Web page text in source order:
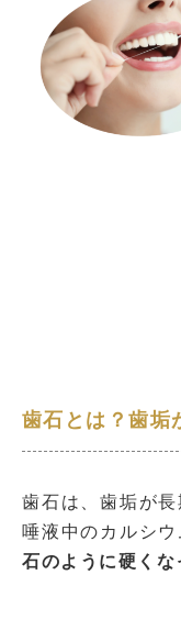
歯石とは？歯垢
歯石は、歯垢が長
唾液中のカルシ
石のように硬くな